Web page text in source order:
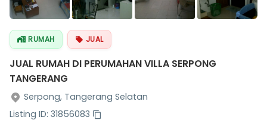
RUMAH JUAL
JUAL RUMAH DI PERUMAHAN VILLA SERPONG
TANGERANG
Serpong, Tangerang Selatan
Listing ID: 31856083